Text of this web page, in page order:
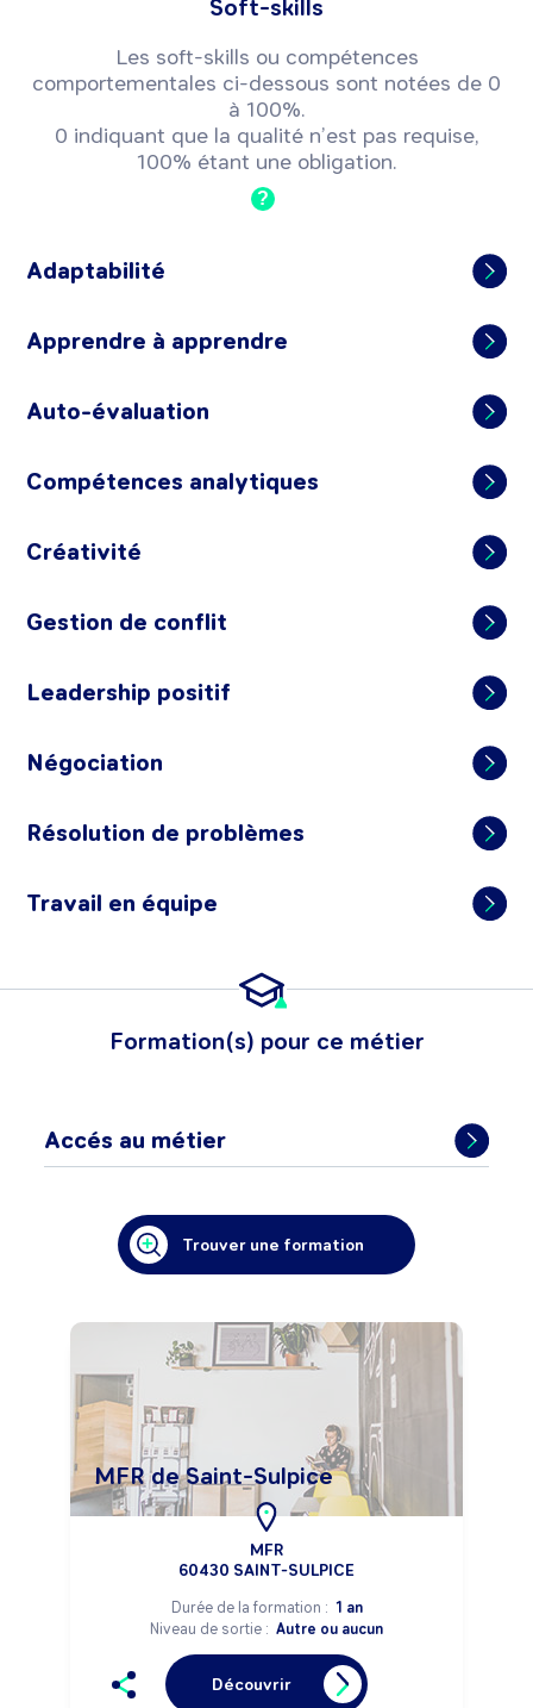
Soft-skills
Les soft-skills ou compétences
comportementales ci-dessous sont notées de 0
à 100%.
0 indiquant que la qualité n’est pas requise,
100% étant une obligation.
?
Adaptabilité
Apprendre à apprendre
Auto-évaluation
Compétences analytiques
Créativité
Gestion de conflit
Leadership positif
Négociation
Résolution de problèmes
Travail en équipe
Formation(s) pour ce métier
Accés au métier
Trouver une formation
MFR de Saint-Sulpice
MFR
60430 SAINT-SULPICE
Durée de la formation : 1 an
Niveau de sortie : Autre ou aucun
Découvrir